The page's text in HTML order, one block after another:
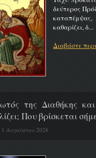
δεύτερος
καταπέμψας,
καθαρίζει, δ...
Διαβάστε
της Διαθήκης
Που βρίσκεται
Αυγούστου 2026